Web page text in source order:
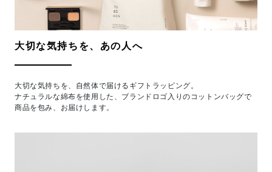
大切な気持ちを、あの人へ
大切な気持ちを、自然体で届けるギフトラッピング。
ナチュラルな綿布を使用した、ブランドロゴ入りのコットンバッグで
商品を包み、お届けします。